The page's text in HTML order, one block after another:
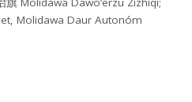
Molidawa Daur Autonóm